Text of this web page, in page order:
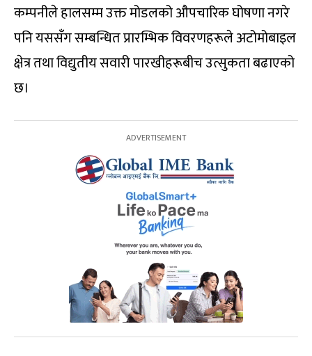
कम्पनीले हालसम्म उक्त मोडलको औपचारिक घोषणा नगरे
पनि यससँग सम्बन्धित प्रारम्भिक विवरणहरूले अटोमोबाइल
क्षेत्र तथा विद्युतीय सवारी पारखीहरूबीच उत्सुकता बढाएको
छ।